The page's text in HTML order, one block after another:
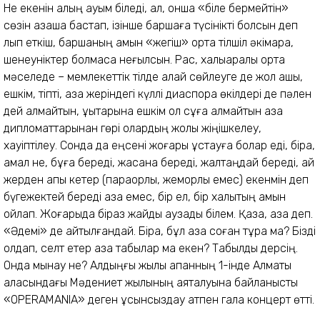
Не екенін қалың қауым біледі, ал, онша «біле бермейтін»
сөзін қазақша бастап, ізінше баршаға түсінікті болсын деп
лып еткіш, баршаның қамын «жегіш» ортақ тілшіл әкімқара,
шенеуніктер болмаса неғылсын. Рас, халықаралық ортақ
мәселеде – мемлекеттік тілде қалай сөйлеуге де жол ашық,
ешкім, тіпті, қазақ жеріндегі күллі диаспора өкілдері де пәлен
дей алмайтын, құқықтарына ешкім қол сұға алмайтын қазақ
дипломаттарынан гөрі олардың жолы жіңішкелеу,
хауіптілеу. Сонда да еңсені жоғары ұстауға болар еді, бірақ,
амал не, бұға береді, жасқана береді, жалтаңдай береді, қай
жерден қапы кетер (парақорлық, жемқорлық емес) екенмін деп
бүгежектей береді қазақ емес, бір ел, бір халықтың қамын
ойлап. Жоғарыда біраз жайды қаузадық білем. Қазақ, қазақ деп.
«Әдемі» де айтылғандай. Бірақ, бұл қазақ соған тұра ма? Бізді
қолдап, селт етер қазақ табылар ма екен? Табылды дерсің.
Онда мынау не? Алдыңғы жылы ақпанның 1-інде Алматы
қаласындағы Мәдениет жылының аяқталуына байланысты
«OPERAMANІA» деген ұсқынсыздау атпен гала концерт өтті.